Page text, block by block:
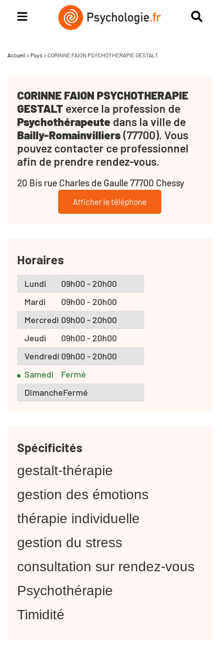
Accueil > Psys >CORINNE FAION PSYCHOTHERAPIE GESTALT
CORINNE FAION PSYCHOTHERAPIE
GESTALT exerce la profession de
Psychothérapeute dans la ville de
Bailly-Romainvilliers(77700). Vous
pouvez contacter ce professionnel
afin de prendre rendez-vous.
20 Bis rue Charles de Gaulle 77700 Chessy
Afficher le téléphone
Horaires
Lundi
09h00 - 20h00
Mardi
09h00 - 20h00
Mercredi 09h00 - 20h00
Jeudi
09h00 - 20h00
Vendredi 09h00 - 20h00
Samedi
Fermé
DimancheFermé
Spécificités
gestalt-thérapie
gestion des émotions
thérapie individuelle
gestion du stress
consultation sur rendez-vous
Psychothérapie
Timidité